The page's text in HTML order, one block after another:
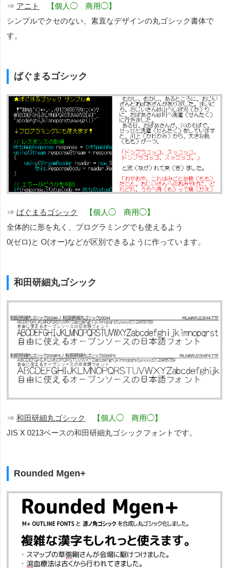
⇒ アニト
【個人◯ 商用◯】
シンプルでクセのない、素直なデザインの丸ゴシック書体で
す。
ばぐまるゴシック
⇒ ばぐまるゴシック
【個人◯ 商用◯】
全体的に形を丸く、プログラミングでも使えるよう
0(ゼロ)と O(オー)などが区別できるように作っています。
和田研細丸ゴシック
⇒ 和田研細丸ゴシック
【個人◯ 商用◯】
JIS X 0213ベースの和田研細丸ゴシックフォントです。
Rounded Mgen+